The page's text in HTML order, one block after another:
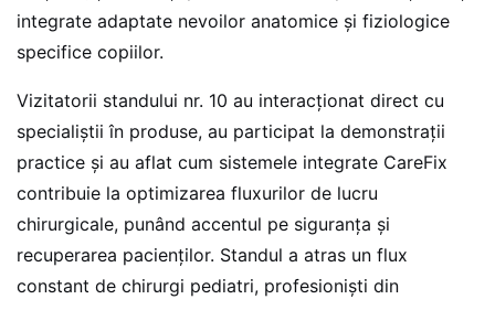
integrate adaptate nevoilor anatomice și fiziologice
specifice copiilor.
Vizitatorii standului nr. 10 au interacționat direct cu
specialiștii în produse, au participat la demonstrații
practice și au aflat cum sistemele integrate CareFix
contribuie la optimizarea fluxurilor de lucru
chirurgicale, punând accentul pe siguranța și
recuperarea pacienților. Standul a atras un flux
constant de chirurgi pediatri, profesioniști din